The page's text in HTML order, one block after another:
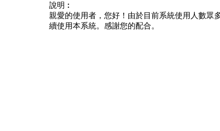
說明︰
親愛的使用者，您好！由於目前系統使用人數眾
續使用本系統。感謝您的配合。